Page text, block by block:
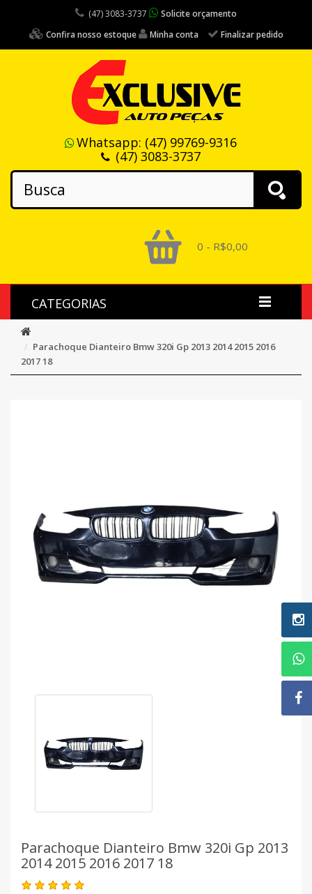
(47) 3083-3737
Solicite orçamento
Confira nosso estoque
Minha conta Finalizar pedido
Whatsapp: (47) 99769-9316
(47) 3083-3737
0 - R$0,00
CATEGORIAS
Parachoque Dianteiro Bmw 320i Gp 2013 2014 2015 2016
2017 18
Parachoque Dianteiro Bmw 320i Gp 2013
2014 2015 2016 2017 18